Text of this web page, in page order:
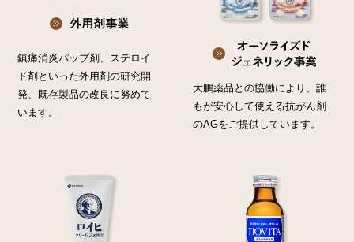
鎮痛消炎パップ剤、ステロイ
ド剤といった外用剤の研究開
発、既存製品の改良に努めて
います。
大鵬薬品との協働により、誰
もが安心して使える抗がん剤
のAGをご提供しています。